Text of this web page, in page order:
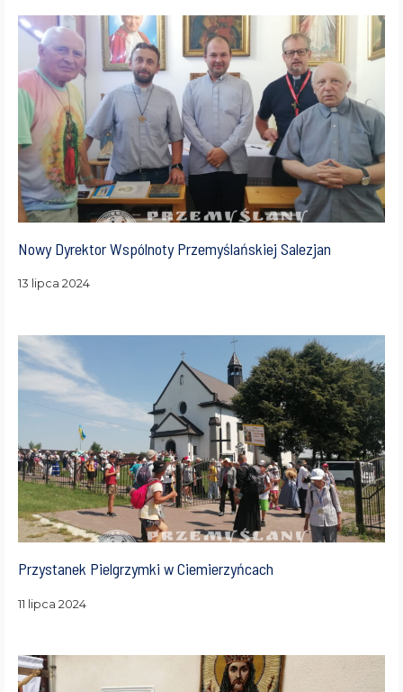
Nowy Dyrektor Wspólnoty Przemyślańskiej Salezjan
13 lipca 2024
Przystanek Pielgrzymki w Ciemierzyńcach
11 lipca 2024